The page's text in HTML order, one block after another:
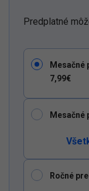
Predplatné
Mesačné
7,99€
Mesačné
Ročné